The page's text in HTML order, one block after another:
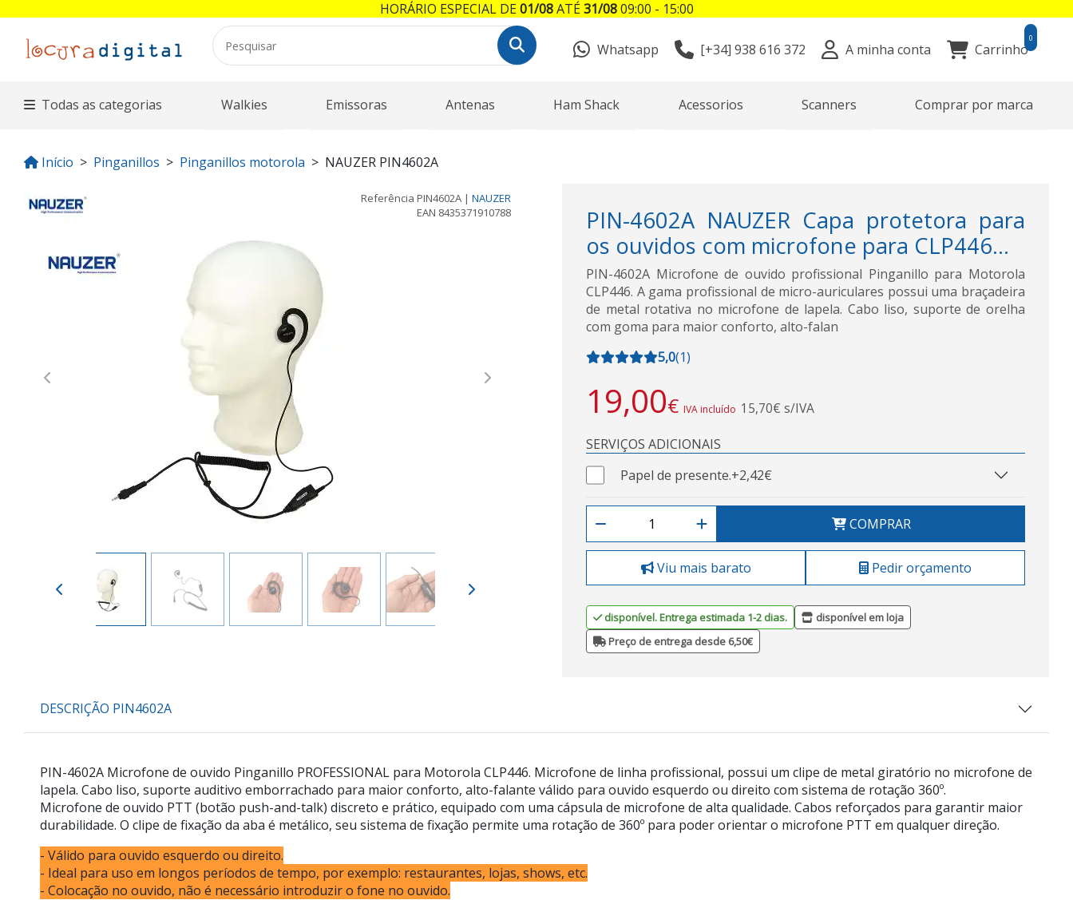
Whatsapp [+34] 938 616 372 A minha conta Carrinho
0
Todas as categorias Walkies Emissoras Antenas Ham Shack Acessorios Scanners Comprar por marca
Início Pinganillos Pinganillos motorola NAUZER PIN4602A
Referência PIN4602A | NAUZER
EAN 8435371910788
Previous Next
PIN-4602A NAUZER Capa protetora para
os ouvidos com microfone para CLP446...
PIN-4602A Microfone de ouvido profissional Pinganillo para Motorola
CLP446. A gama profissional de micro-auriculares possui uma braçadeira
de metal rotativa no microfone de lapela. Cabo liso, suporte de orelha
com goma para maior conforto, alto-falan
5,0(1)
19,00€ IVA incluído 15,70€ s/IVA
SERVIÇOS ADICIONAIS
Papel de presente.+2,42€
COMPRAR
Viu mais barato Pedir orçamento
disponível. Entrega estimada 1-2 dias.
disponível em loja
Preço de entrega desde 6,50€
DESCRIÇÃO PIN4602A
PIN-4602A Microfone de ouvido Pinganillo PROFESSIONAL para Motorola CLP446. Microfone de linha profissional, possui um clipe de metal giratório no microfone de
lapela. Cabo liso, suporte auditivo emborrachado para maior conforto, alto-falante válido para ouvido esquerdo ou direito com sistema de rotação 360º.
Microfone de ouvido PTT (botão push-and-talk) discreto e prático, equipado com uma cápsula de microfone de alta qualidade. Cabos reforçados para garantir maior
durabilidade. O clipe de fixação da aba é metálico, seu sistema de fixação permite uma rotação de 360º para poder orientar o microfone PTT em qualquer direção.
- Válido para ouvido esquerdo ou direito.
- Ideal para uso em longos períodos de tempo, por exemplo: restaurantes, lojas, shows, etc.
- Colocação no ouvido, não é necessário introduzir o fone no ouvido.
HORÁRIO ESPECIAL DE01/08ATÉ31/0809:00 - 15:00